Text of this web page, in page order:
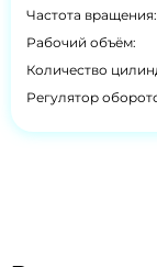
Частота вращения:
Рабочий объём:
Количество
Регулятор